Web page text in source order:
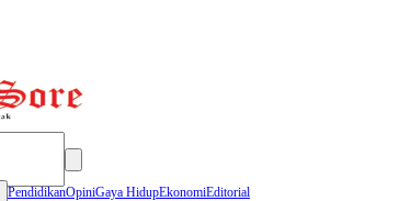
PendidikanOpiniGaya HidupEkonomiEditorial